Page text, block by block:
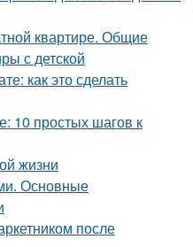
квартире. Общие
с детской
как это сделать
10 простых шагов к
жизни
Основные
после